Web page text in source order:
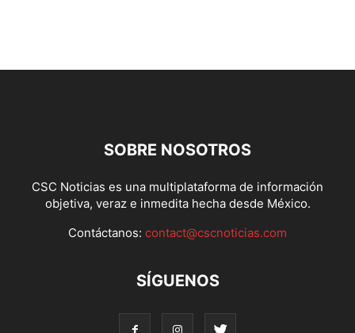
SOBRE NOSOTROS
CSC Noticias es una multiplataforma de información
objetiva, veraz e inmedita hecha desde México.
Contáctanos: contact@cscnoticias.com
SÍGUENOS